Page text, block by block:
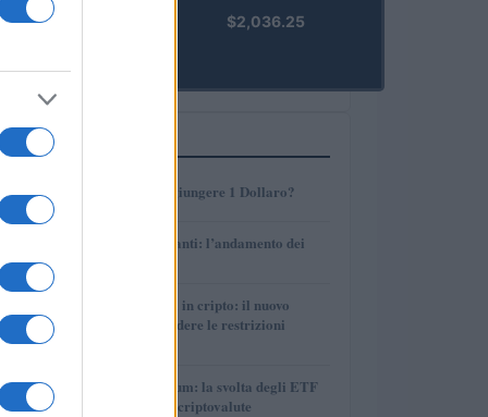
PRIME)
$2,036.25
PIÙ LETTI
1 AMP: Potrà Raggiungere 1 Dollaro?
Petrolio e carburanti: l’andamento dei
3
Finanza parallela in cripto: il nuovo
strumento per eludere le restrizioni
4
Bitcoin vs Ethereum: la svolta degli ETF
nel mercato delle criptovalute